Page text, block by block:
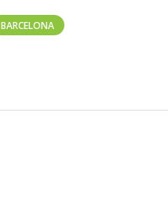
BARCELONA